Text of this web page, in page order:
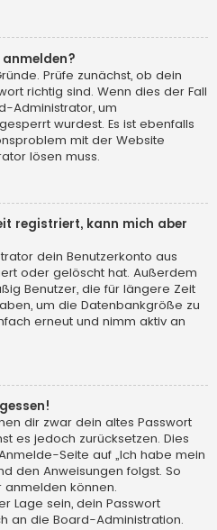
Prüfe zunächst, ob dein
richtig sind. Wenn dies der Fall
Administrator, um
wurdest. Es ist ebenfalls
mit der Website
lösen muss.
registriert, kann mich aber
dein Benutzerkonto aus
oder gelöscht hat. Außerdem
Benutzer, die für längere Zeit
um die Datenbankgröße zu
erneut und nimm aktiv an
dir zwar dein altes Passwort
es jedoch zurücksetzen. Dies
Seite auf „Ich habe mein
den Anweisungen folgst. So
anmelden können.
Lage sein, dein Passwort
an die Board-Administration.